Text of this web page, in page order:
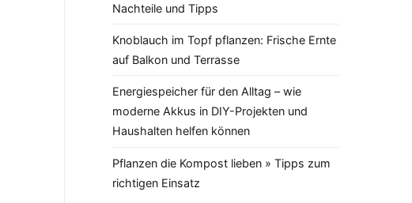
Nachteile und Tipps
Knoblauch im Topf pflanzen: Frische Ernte
auf Balkon und Terrasse
Energiespeicher für den Alltag – wie
moderne Akkus in DIY-Projekten und
Haushalten helfen können
Pflanzen die Kompost lieben » Tipps zum
richtigen Einsatz